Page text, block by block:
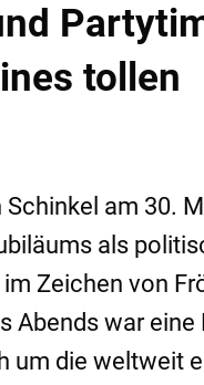
tollen
am 30.
als
Zeichen von
Abends war eine
um die weltweit